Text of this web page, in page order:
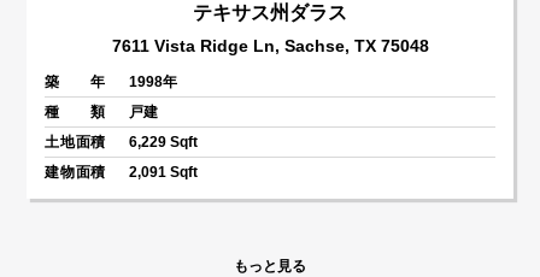
テキサス州ダラス
7611 Vista Ridge Ln, Sachse, TX 75048
築 年
1998年
種 類
戸建
土地面積
6,229 Sqft
建物面積
2,091 Sqft
もっと見る